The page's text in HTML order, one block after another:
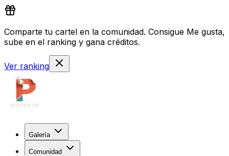
Comparte tu cartel en la comunidad. Consigue Me gusta,
sube en el ranking y gana créditos.
Ver ranking
Galería
Comunidad